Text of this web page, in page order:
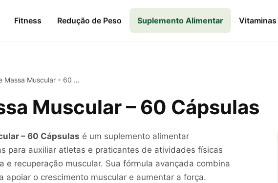
Fitness Redução de Peso Suplemento Alimentar Vitaminas
Muscular – 60 Cápsulas
Muscular – 60 Cápsulas
– 60 Cápsulas é um suplemento alimentar
para auxiliar atletas e praticantes de atividades físicas
e recuperação muscular. Sua fórmula avançada combina
apoiar o crescimento muscular e aumentar a força.